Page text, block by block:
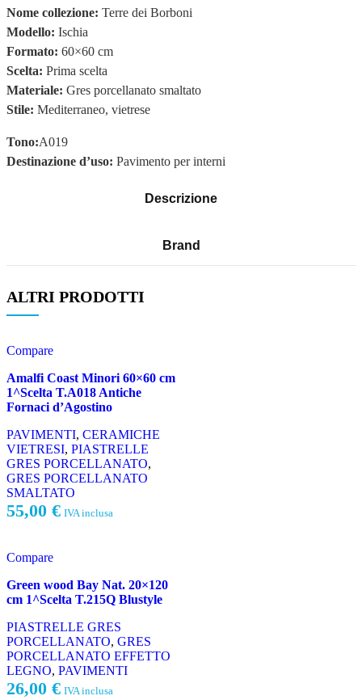
Descrizione
Brand
Nome collezione: Terre dei Borboni
Modello: Ischia
Formato: 60×60 cm
Scelta: Prima scelta
Materiale: Gres porcellanato smaltato
Stile: Mediterraneo, vietrese
Tono:A019
Destinazione d’uso: Pavimento per interni
ALTRI PRODOTTI
Compare
Amalfi Coast Minori 60×60 cm
1^Scelta T.A018 Antiche
Fornaci d’Agostino
PAVIMENTI, CERAMICHE
VIETRESI, PIASTRELLE
GRES PORCELLANATO,
GRES PORCELLANATO
SMALTATO
55,00 € IVA inclusa
Compare
Green wood Bay Nat. 20×120
cm 1^Scelta T.215Q Blustyle
PIASTRELLE GRES
PORCELLANATO, GRES
PORCELLANATO EFFETTO
LEGNO, PAVIMENTI
26,00 € IVA inclusa